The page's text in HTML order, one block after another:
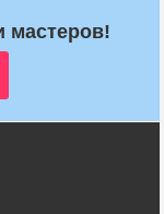
мастеров!